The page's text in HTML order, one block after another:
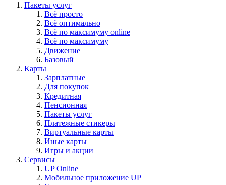
Пакеты услуг
Всё просто
Всё оптимально
Всё по максимуму online
Всё по максимуму
Движение
Базовый
Карты
Зарплатные
Для покупок
Кредитная
Пенсионная
Пакеты услуг
Платежные стикеры
Виртуальные карты
Иные карты
Игры и акции
Сервисы
UP Online
Мобильное приложение UP